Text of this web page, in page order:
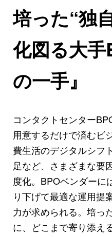
培った“独
化図る大
の一手』
コンタクトセンター
用意するだけで済むビ
費生活のデジタルシフ
足など、さまざまな要
度化。BPOベンダーに
り下げて最適な運用提
力が求められる。培っ
に、どこまで寄り添え